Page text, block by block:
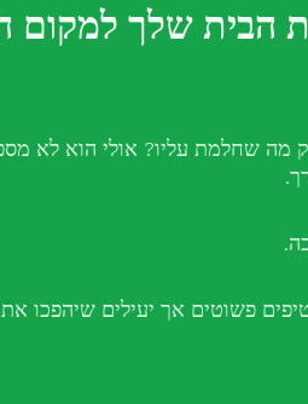
הבית שלך למקום
שחלמת עליו? אולי הוא לא
פשוטים אך יעילים שיהפכו